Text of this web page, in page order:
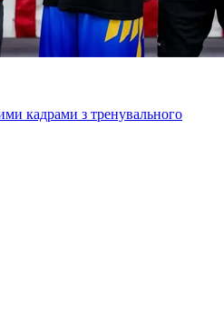
кадрами з тренувального